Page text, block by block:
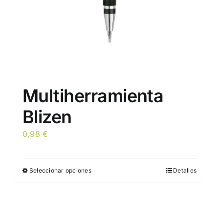
página
producto
Multiherramienta
Blizen
0,98€
Seleccionar opcionesEste
Detalles